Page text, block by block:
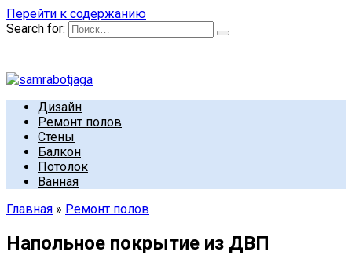
Перейти к содержанию
Search for:
Дизайн
Ремонт полов
Стены
Балкон
Потолок
Ванная
Главная » Ремонт полов
Напольное покрытие из ДВП